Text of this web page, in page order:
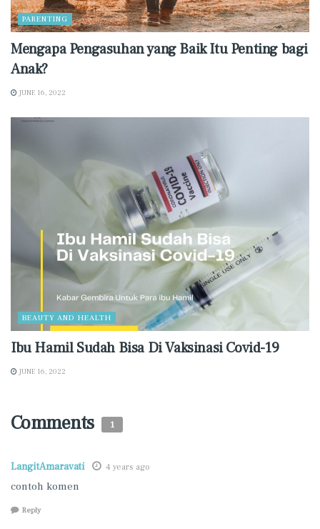
PARENTING
Mengapa Pengasuhan yang Baik Itu Penting bagi
Anak?
JUNE 16, 2022
BEAUTY AND HEALTH
Ibu Hamil Sudah Bisa Di Vaksinasi Covid-19
JUNE 16, 2022
Comments 1
LangitAmaravati 4 years ago
contoh komen
Reply